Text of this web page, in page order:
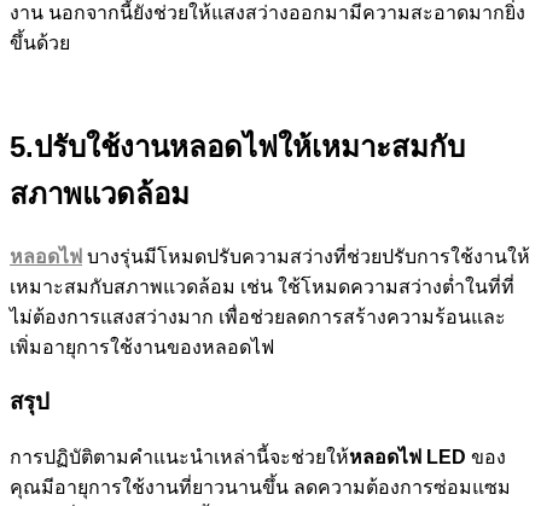
งาน นอกจากนี้ยังช่วยให้แสงสว่างออกมามีความสะอาดมากยิ่ง
ขึ้นด้วย
5.ปรับใช้งานหลอดไฟให้เหมาะสมกับ
สภาพแวดล้อม
หลอดไฟ บางรุ่นมีโหมดปรับความสว่างที่ช่วยปรับการใช้งานให้
เหมาะสมกับสภาพแวดล้อม เช่น ใช้โหมดความสว่างต่ำในที่ที่
ไม่ต้องการแสงสว่างมาก เพื่อช่วยลดการสร้างความร้อนและ
เพิ่มอายุการใช้งานของหลอดไฟ
สรุป
การปฏิบัติตามคำแนะนำเหล่านี้จะช่วยให้หลอดไฟ LED ของ
คุณมีอายุการใช้งานที่ยาวนานขึ้น ลดความต้องการซ่อมแซม